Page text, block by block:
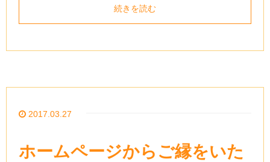
続きを読む
2017.03.27
ホームページからご縁をいた